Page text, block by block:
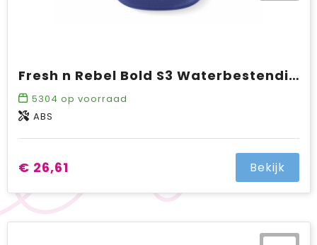
Fresh n Rebel Bold S3 Waterbestendige Bluetooth Speaker
5304 op voorraad
ABS
€ 26,61 Bekijk